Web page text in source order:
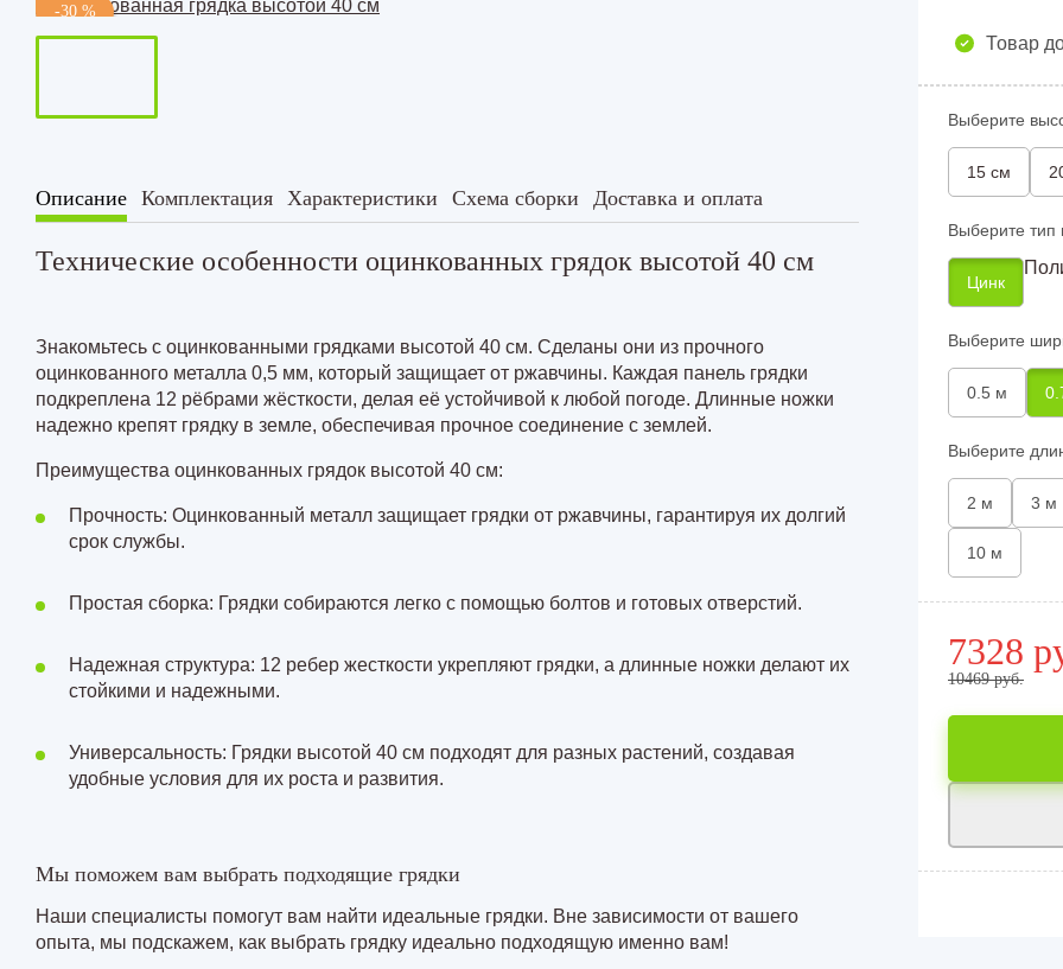
-30 %
Описание Комплектация Характеристики Схема сборки Доставка и оплата
Технические особенности оцинкованных грядок высотой 40 см
Знакомьтесь с оцинкованными грядками высотой 40 см. Сделаны они из прочного
оцинкованного металла 0,5 мм, который защищает от ржавчины. Каждая панель грядки
подкреплена 12 рёбрами жёсткости, делая её устойчивой к любой погоде. Длинные ножки
надежно крепят грядку в земле, обеспечивая прочное соединение с землей.
Преимущества оцинкованных грядок высотой 40 см:
Прочность: Оцинкованный металл защищает грядки от ржавчины, гарантируя их долгий
срок службы.
Простая сборка: Грядки собираются легко с помощью болтов и готовых отверстий.
Надежная структура: 12 ребер жесткости укрепляют грядки, а длинные ножки делают их
стойкими и надежными.
Универсальность: Грядки высотой 40 см подходят для разных растений, создавая
удобные условия для их роста и развития.
Мы поможем вам выбрать подходящие грядки
Наши специалисты помогут вам найти идеальные грядки. Вне зависимости от вашего
опыта, мы подскажем, как выбрать грядку идеально подходящую именно вам!
Товар
Выберите
15 см
Выберите тип
Цинк
Выберите
0.5 м
Выберите
2 м 3 м
10 м
7328
10469 руб.